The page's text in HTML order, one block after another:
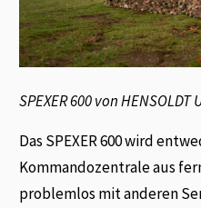
SPEXER 600 von HENSOLDT
Das SPEXER 600 wird
Kommandozentrale aus
problemlos mit anderen